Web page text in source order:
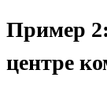
Пример
центре